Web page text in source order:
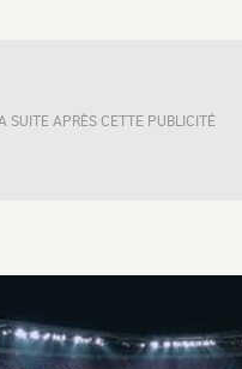
SUITE APRÈS CETTE PUBLICITÉ